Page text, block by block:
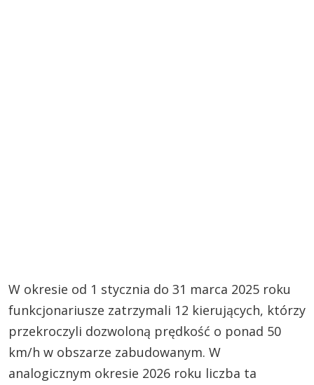
W okresie od 1 stycznia do 31 marca 2025 roku
funkcjonariusze zatrzymali 12 kierujących, którzy
przekroczyli dozwoloną prędkość o ponad 50
km/h w obszarze zabudowanym. W
analogicznym okresie 2026 roku liczba ta